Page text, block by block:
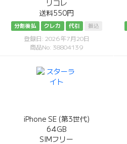
リコレ
送料550円
分割後払 クレカ 代引 振込
登録日: 2026年7月20日
商品No: 38804139
iPhone SE (第3世代)
64GB
SIMフリー